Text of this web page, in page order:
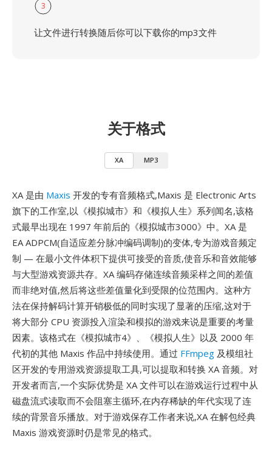
3
让文件进行转换随后你可以下载你的mp3文件
关于格式
XA MP3
XA 是由 Maxis 开发的专有音频格式,Maxis 是 Electronic Arts
旗下的工作室,以《模拟城市》和《模拟人生》系列闻名,该格
式最早出现在 1997 年前后的《模拟城市3000》中。XA 是
EA ADPCM(自适应差分脉冲编码调制)的变体,专为游戏音频定
制 — 在最小文件体积下提供可接受的音质,使音乐和音效能够
与大型游戏资源共存。XA 编码存储连续音频采样之间的差值
而非绝对值,然后将这些差值量化到受限的位范围内。这种方
法在保持解码计算开销极低的同时实现了显著的压缩,这对于
将大部分 CPU 资源投入渲染和模拟的游戏来说是重要的考量
因素。该格式在《模拟城市4》、《模拟人生》以及 2000 年
代初的其他 Maxis 作品中持续使用。通过 FFmpeg 及模组社
区开发的专用游戏资源提取工具,可以提取和转换 XA 音频。对
开发者而言,一个实际优势是 XA 文件可以在游戏运行过程中从
磁盘流式读取而不会阻塞主循环,在内存稀缺的年代实现了连
续的背景音乐播放。对于游戏保存工作者来说,XA 在解包经典
Maxis 游戏资源时仍是常见的格式。